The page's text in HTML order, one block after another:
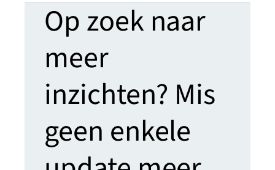
Op zoek naar
meer
inzichten? Mis
geen enkele